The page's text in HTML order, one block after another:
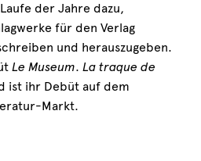
der Jahre dazu,
für den Verlag
und herauszugeben.
Le Museum. La traque de
ist ihr Debüt auf dem
Markt.